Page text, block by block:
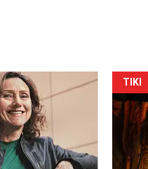
TIKI